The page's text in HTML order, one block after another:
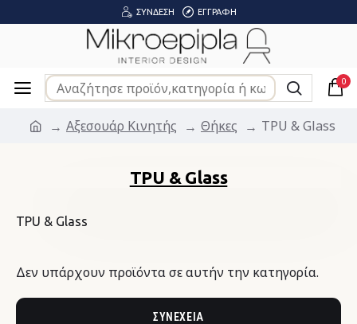
ΣΎΝΔΕΣΗ ΕΓΓΡΑΦΉ
0
Αξεσουάρ Κινητής Θήκες TPU & Glass
TPU & Glass
TPU & Glass
Δεν υπάρχουν προϊόντα σε αυτήν την κατηγορία.
ΣΥΝΈΧΕΙΑ